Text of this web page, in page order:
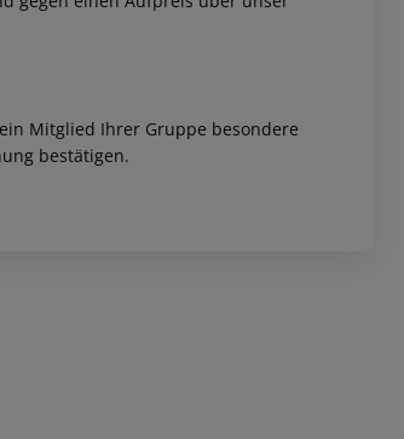
Mitglied Ihrer Gruppe besondere
bestätigen.